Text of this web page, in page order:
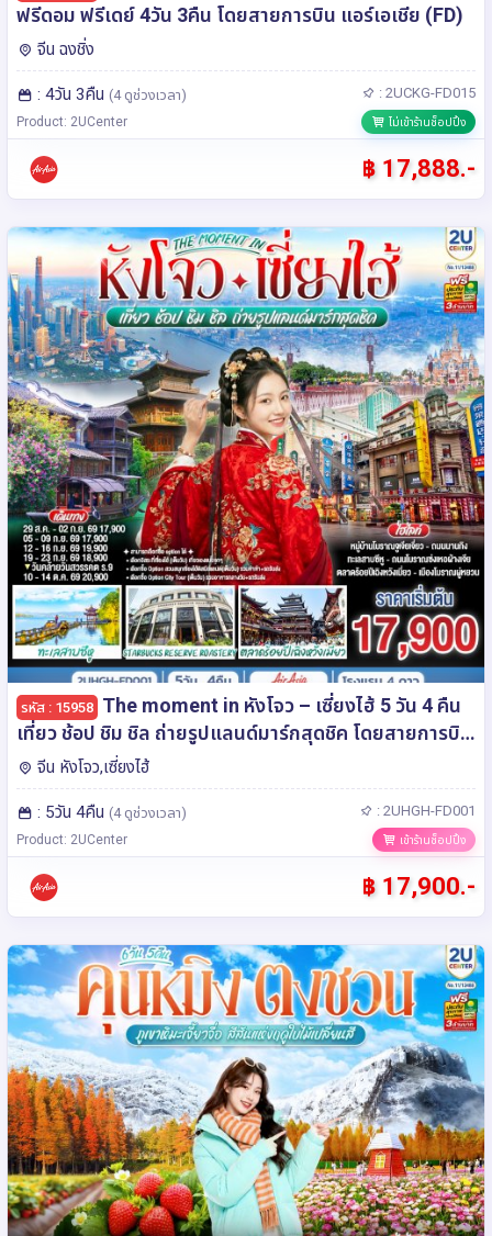
ฟรีดอม ฟรีเดย์ 4วัน 3คืน โดยสายการบิน แอร์เอเชีย (FD)
จีน ฉงชิ่ง
: 4วัน 3คืน (4 ดูช่วงเวลา) : 2UCKG-FD015
Product: 2UCenter ไม่เข้าร้านช็อปปิ้ง
฿ 17,888.-
รหัส : 15958 The moment in หังโจว – เซี่ยงไฮ้ 5 วัน 4 คืน
เที่ยว ช้อป ชิม ชิล ถ่ายรูปแลนด์มาร์กสุดชิค โดยสายการบิน
Air Asia (FD)
จีน หังโจว,เซี่ยงไฮ้
: 5วัน 4คืน (4 ดูช่วงเวลา) : 2UHGH-FD001
Product: 2UCenter เข้าร้านช็อปปิ้ง
฿ 17,900.-